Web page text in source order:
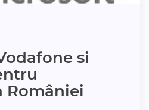
si
României